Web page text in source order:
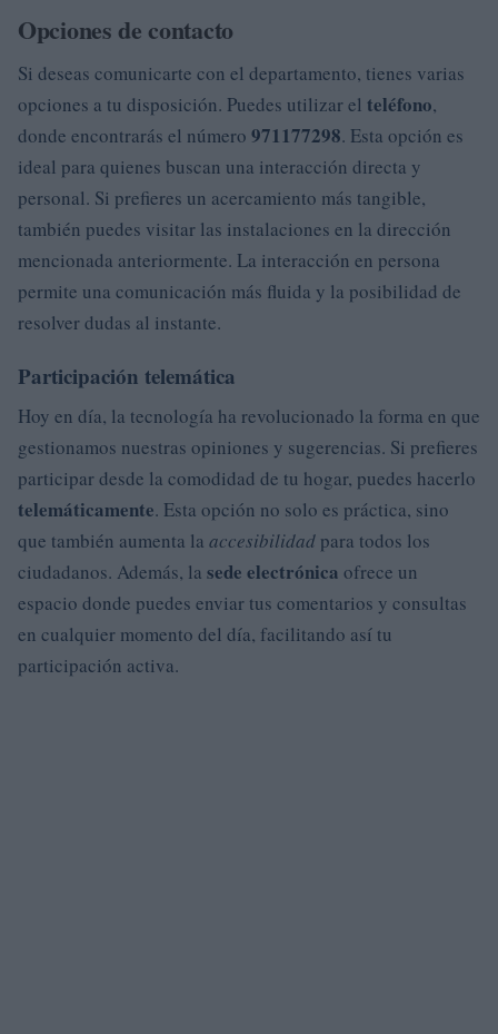
Opciones de contacto
Si deseas comunicarte con el departamento, tienes varias
opciones a tu disposición. Puedes utilizar el teléfono,
donde encontrarás el número 971177298. Esta opción es
ideal para quienes buscan una interacción directa y
personal. Si prefieres un acercamiento más tangible,
también puedes visitar las instalaciones en la dirección
mencionada anteriormente. La interacción en persona
permite una comunicación más fluida y la posibilidad de
resolver dudas al instante.
Participación telemática
Hoy en día, la tecnología ha revolucionado la forma en que
gestionamos nuestras opiniones y sugerencias. Si prefieres
participar desde la comodidad de tu hogar, puedes hacerlo
telemáticamente. Esta opción no solo es práctica, sino
que también aumenta la accesibilidad para todos los
ciudadanos. Además, la sede electrónica ofrece un
espacio donde puedes enviar tus comentarios y consultas
en cualquier momento del día, facilitando así tu
participación activa.